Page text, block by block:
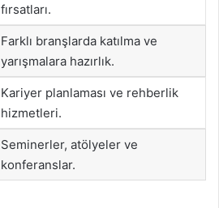
fırsatları.
Farklı branşlarda katılma ve
yarışmalara hazırlık.
Kariyer planlaması ve rehberlik
hizmetleri.
Seminerler, atölyeler ve
konferanslar.